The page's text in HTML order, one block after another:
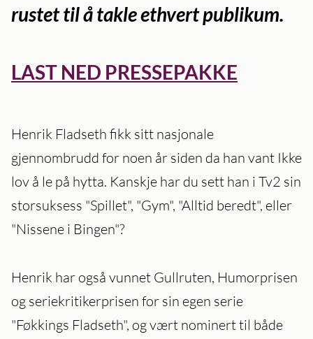
rustet til å takle ethvert publikum.
LAST NED PRESSEPAKKE
Henrik Fladseth fikk sitt nasjonale
gjennombrudd for noen år siden da han vant Ikke
lov å le på hytta. Kanskje har du sett han i Tv2 sin
storsuksess "Spillet", "Gym", "Alltid beredt", eller
"Nissene i Bingen"?
Henrik har også vunnet Gullruten, Humorprisen
og seriekritikerprisen for sin egen serie
"Føkkings Fladseth", og vært nominert til både